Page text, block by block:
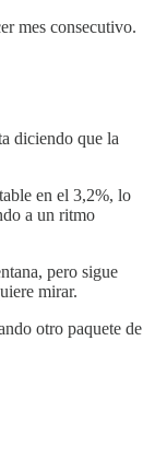
mes consecutivo.
diciendo que la
en el 3,2%, lo
a un ritmo
pero sigue
mirar.
otro paquete de